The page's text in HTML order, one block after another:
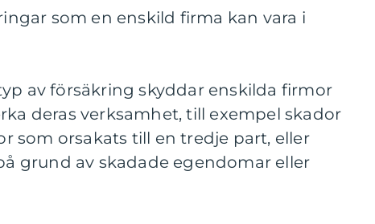
som en enskild firma kan vara i
av försäkring skyddar enskilda firmor
deras verksamhet, till exempel skador
som orsakats till en tredje part, eller
grund av skadade egendomar eller